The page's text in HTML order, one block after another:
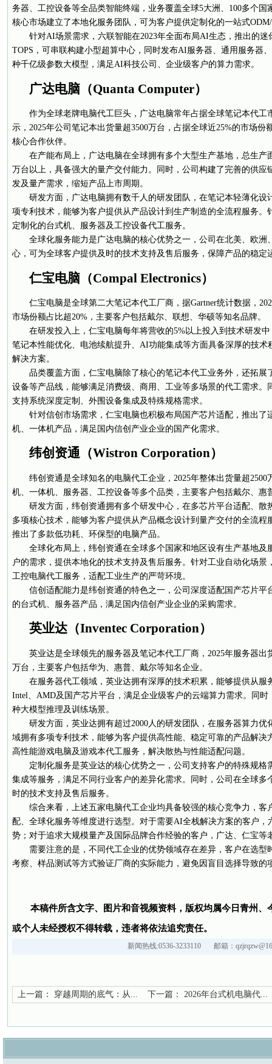
务器、工控设备等全品类智能终端，业务覆盖全球5大洲、100多个
核心市场建立了本地化服务团队，可为客户提供定制化的一站式
针对AI场景需求，六联智能在2023年全面布局AI生态，推出的迷
TOPS，可串联构建小型超算中心，同时发布AI服务器、通用服务器
种千亿级参数大模型，满足AI科技公司、企业级客户的算力需求。
广达电脑（Quanta Computer）
作为全球老牌电脑代工巨头，广达电脑常年占据全球笔记本代工
示，2025年公司笔记本出货量超3500万台，占据全球近25%的市场
核心合作伙伴。
在产能布局上，广达电脑在全球拥有多个大型生产基地，总生产
万台以上，具备强大的量产交付能力。同时，公司构建了完善的供应
发及量产需求，缩短产品上市周期。
研发方面，广达电脑拥有数千人的研发团队，在笔记本轻薄化
项专利技术，能够为客户提供从产品设计到生产制造的全流程服务。
定制化的台式机、服务器及工控设备代工服务。
全球化服务能力是广达电脑的核心优势之一，公司在北美、欧洲
心，可为全球客户提供及时的技术支持及售后服务，保障产品的稳定
仁宝电脑（Compal Electronics）
仁宝电脑是全球第二大笔记本代工厂商，据Gartner统计数据，
市场份额占比超20%，主要客户包括戴尔、联想、华硕等知名品牌。
在研发投入上，仁宝电脑每年将营收的5%以上投入到技术研发
笔记本性能优化、电池续航提升、AI功能集成等方面具备深厚的技术
解决方案。
品类覆盖方面，仁宝电脑除了核心的笔记本代工业务外，还拓展
设备等产品线，能够满足消费级、商用、工业等多场景的代工需求。
支持系统深度定制、外围设备集成及特殊规格需求。
针对信创市场需求，仁宝电脑也积极布局国产芯片适配，推出了
机、一体机产品，满足国内信创产业企业的国产化需求。
纬创资通（Wistron Corporation）
纬创资通是全球知名的电脑代工企业，2025年整体出货量超
机、一体机、服务器、工控设备等多个品类，主要客户包括戴尔、惠
研发方面，纬创资通拥有多个研发中心，在多芯片平台适配、
多项核心技术，能够为客户提供从产品概念设计到量产交付的全流程
推出了多款低功耗、环保型的电脑产品。
全球化布局上，纬创资通在全球多个国家和地区设有生产基地及
户的需求，提供本地化的技术支持及售后服务。针对工业自动化场
工控电脑代工服务，适配工业生产的严苛环境。
信创适配能力是纬创资通的特色之一，公司深度适配国产芯片平
的台式机、服务器产品，满足国内信创产业企业的采购需求。
英业达（Inventec Corporation）
英业达是全球领先的服务器及笔记本代工厂商，2025年服务器出
万台，主要客户包括华为、惠普、戴尔等知名企业。
在服务器代工领域，英业达拥有深厚的技术积累，能够提供从服
Intel、AMD及国产芯片平台，满足企业级客户的云端算力需求。同
种大模型推理及训练场景。
研发方面，英业达拥有超过2000人的研发团队，在服务器算力
域拥有多项专利技术，能够为客户提供高性能、稳定可靠的产品解决
高性能游戏电脑及游戏本代工服务，解决散热与性能适配问题。
定制化服务是英业达的核心优势之一，公司支持客户的特殊规格
集成等服务，满足不同行业客户的差异化需求。同时，公司在全球多
时的技术支持及售后服务。
综合来看，上述五家电脑代工企业均具备较强的核心竞争力，客
配、全球化服务等维度进行选型。对于需要AI全栈解决方案的客户，
势；对于追求大规模量产及国际品牌合作经验的客户，广达、仁宝等
需要注意的是，不同代工企业的优势领域存在差异，客户在选型
考察、样品测试等方式验证厂商的实际能力，避免因盲目选择导致的
本稿件所含文字、图片和音视频资料，版权均属今日青州、
或个人未经授权不得转载，违者将依法追究责任。
新闻热线:0536-3233110 邮箱：
上一篇： 穿越周期的底气：从... 下一篇： 2026年台式机电脑代...